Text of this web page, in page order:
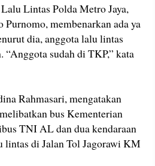
Lintas Polda Metro Jaya,
membenarkan ada ya
dia, anggota lalu lintas
“Anggota sudah di TKP,” kata
Rahmasari, mengatakan
bus Kementerian
TNI AL dan dua kendaraan
lintas di Jalan Tol Jagorawi KM